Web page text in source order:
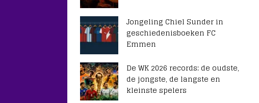
Jongeling Chiel Sunder in
geschiedenisboeken FC
Emmen
De WK 2026 records: de oudste,
de jongste, de langste en
kleinste spelers